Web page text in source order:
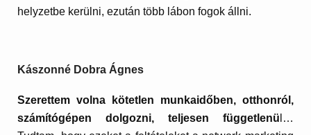
helyzetbe kerülni, ezután több lábon fogok állni.
Kászonné Dobra Ágnes
Szerettem volna kötetlen munkaidőben, otthonról,
számítógépen dolgozni, teljesen függetlenü l…